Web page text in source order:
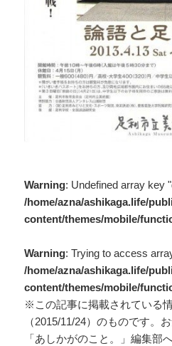
Warning: Undefined array key
/home/azna/ashikaga.life/
content/themes/mobile/
Warning: Trying to access
/home/azna/ashikaga.life/
content/themes/mobile/
※この記事に掲載されている
（2015/11/24）のものです。
「あしかがのこと。」編集部